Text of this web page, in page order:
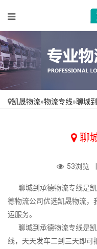
凯晟物流»物流专线»聊城
聊
53浏览
聊城到承德物流专线是凯
德物流公司优选凯晟物流，
运服务。
聊城到承德物流专线是凯
线，天天发车二到三天即可